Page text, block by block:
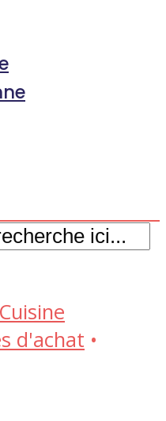
Cuisine
d'achat •